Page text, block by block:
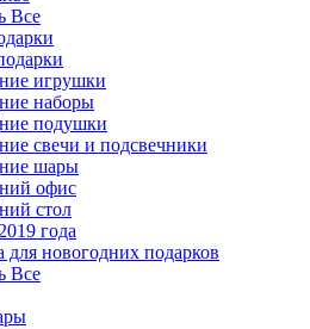
Все
игрушки
наборы
подушки
свечи и подсвечники
шары
офис
стол
года
для новогодних подарков
Все